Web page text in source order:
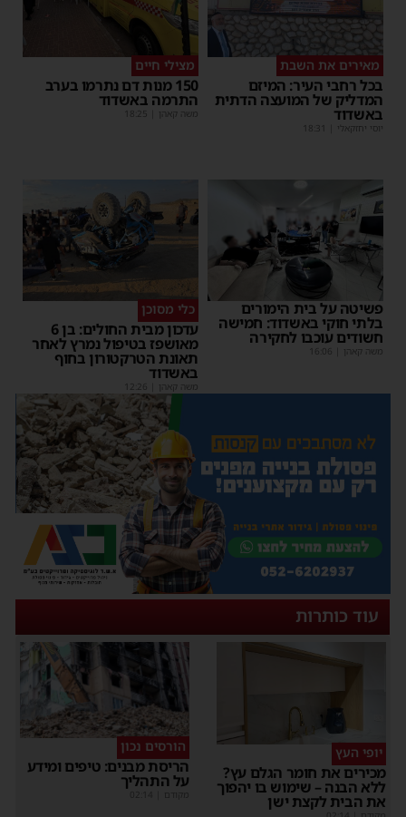
מאירים את השבת
בכל רחבי העיר: המיזם
המדליק של המועצה הדתית
באשדוד
יוסי יחזקאלי 18:31
מצילי חיים
150 מנות דם נתרמו בערב
התרמה באשדוד
משה קאהן 18:25
פשיטה על בית הימורים
בלתי חוקי באשדוד: חמישה
חשודים עוכבו לחקירה
משה קאהן 16:06
כלי מסוכן
עדכון מבית החולים: בן 6
מאושפז בטיפול נמרץ לאחר
תאונת הטרקטורון בחוף
באשדוד
משה קאהן 12:26
עוד כותרות
יופי העץ
מכירים את חומר הגלם עץ?
ללא הבנה – שימוש בו יהפוך
את הבית לקצת ישן
הורסים נכון
הריסת מבנים: טיפים ומידע
על התהליך
מקודם